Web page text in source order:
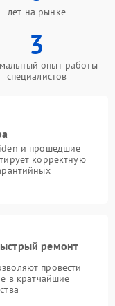
лет на рынке
3
опыт работы
специалистов
и прошедшие
корректную
ремонт
провести
в кратчайшие